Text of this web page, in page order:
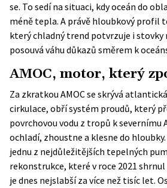
se. To sedí na situaci, kdy oceán do
méně tepla. A právě hloubkový profil
který chladný trend potvrzuje i
posouvá váhu důkazů směrem k
AMOC, motor, který
Za zkratkou AMOC se skrývá
cirkulace, obří systém proudů, který
povrchovou vodu z tropů k severnímu
ochladí, zhoustne a klesne do
jednu z nejdůležitějších tepelných
rekonstrukce, které v roce 2021 shrnul
je dnes nejslabší za více než tisíc let.